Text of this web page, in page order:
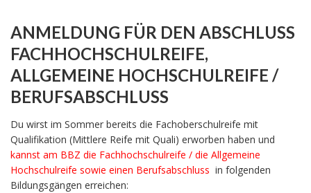
ANMELDUNG FÜR DEN ABSCHLUSS
FACHHOCHSCHULREIFE,
ALLGEMEINE HOCHSCHULREIFE /
BERUFSABSCHLUSS
Du wirst im Sommer bereits die Fachoberschulreife mit
Qualifikation (Mittlere Reife mit Quali) erworben haben und
kannst am BBZ die Fachhochschulreife / die Allgemeine
Hochschulreife sowie einen Berufsabschluss in folgenden
Bildungsgängen erreichen: